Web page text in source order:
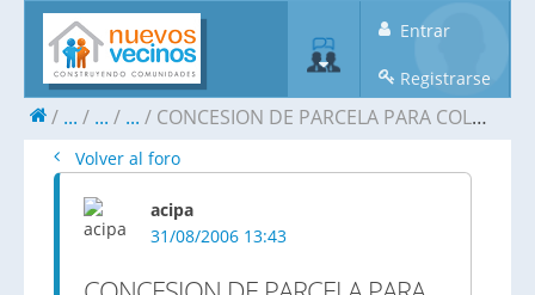
Entrar
Registrarse
... ... ... CONCESION DE PARCELA PARA COLEGIO CONCERTADO
Volver al foro
acipa
31/08/2006 13:43